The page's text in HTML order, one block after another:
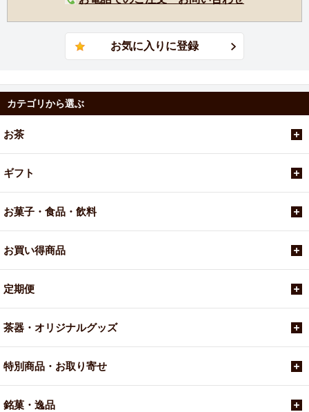
カテゴリから選ぶ
お茶
ギフト
お菓子・食品・飲料
お買い得商品
定期便
茶器・オリジナルグッズ
特別商品・お取り寄せ
銘菓・逸品